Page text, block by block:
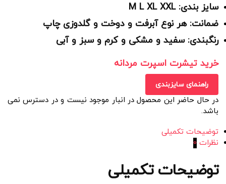
سایز بندی: M L XL XXL
ضمانت: هر نوع آبرفت و دوخت و گلدوزی چاپ
رنگبندی: سفید و مشکی و کرم و سبز و آبی
خرید تیشرت اسپرت مردانه
راهنمای سایزبندی
در حال حاضر این محصول در انبار موجود نیست و در دسترس نمی
باشد.
توضیحات تکمیلی
نظرات 0
توضیحات تکمیلی